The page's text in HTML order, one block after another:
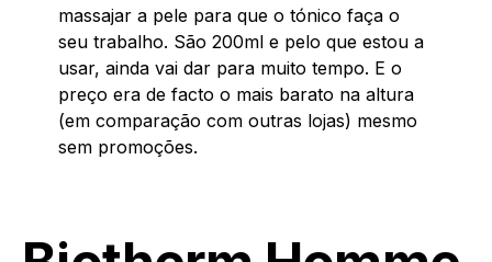
massajar a pele para que o tónico faça o
seu trabalho. São 200ml e pelo que estou a
usar, ainda vai dar para muito tempo. E o
preço era de facto o mais barato na altura
(em comparação com outras lojas) mesmo
sem promoções.